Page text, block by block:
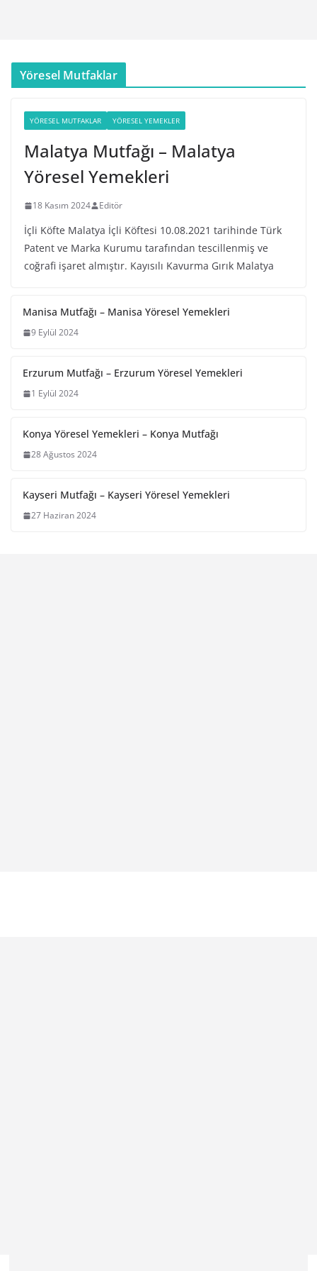
Yöresel Mutfaklar
YÖRESEL MUTFAKLAR YÖRESEL YEMEKLER
Malatya Mutfağı – Malatya
Yöresel Yemekleri
18 Kasım 2024 Editör
İçli Köfte Malatya İçli Köftesi 10.08.2021 tarihinde Türk
Patent ve Marka Kurumu tarafından tescillenmiş ve
coğrafi işaret almıştır. Kayısılı Kavurma Gırık Malatya
Manisa Mutfağı – Manisa Yöresel Yemekleri
9 Eylül 2024
Erzurum Mutfağı – Erzurum Yöresel Yemekleri
1 Eylül 2024
Konya Yöresel Yemekleri – Konya Mutfağı
28 Ağustos 2024
Kayseri Mutfağı – Kayseri Yöresel Yemekleri
27 Haziran 2024